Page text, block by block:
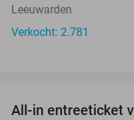
Leeuwarden
Verkocht: 2.781
All-in entreeticket